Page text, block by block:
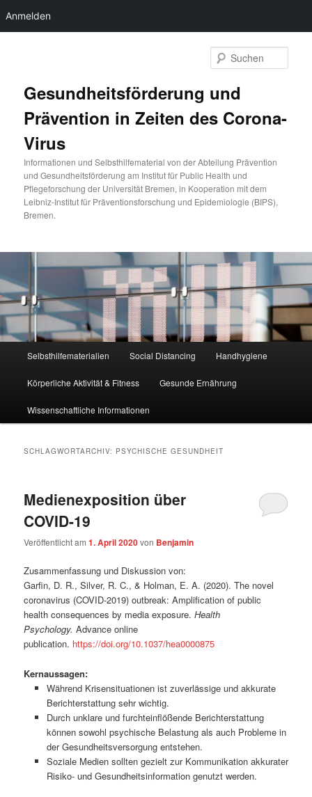
Anmelden
Gesundheitsförderung und
Prävention in Zeiten des Corona-
Virus
Informationen und Selbsthilfematerial von der Abteilung Prävention
und Gesundheitsförderung am Institut für Public Health und
Pflegeforschung der Universität Bremen, in Kooperation mit dem
Leibniz-Institut für Präventionsforschung und Epidemiologie (BIPS),
Bremen.
Selbsthilfematerialien Social Distancing Handhygiene
Körperliche Aktivität & Fitness Gesunde Ernährung
Wissenschaftliche Informationen
SCHLAGWORTARCHIV: PSYCHISCHE GESUNDHEIT
Medienexposition über
COVID-19
Veröffentlicht am1. April 2020von Benjamin
Zusammenfassung und Diskussion von:
Garfin, D. R., Silver, R. C., & Holman, E. A. (2020). The novel
coronavirus (COVID-2019) outbreak: Amplification of public
health consequences by media exposure.Health
Psychology. Advance online
publication. https://doi.org/10.1037/hea0000875
Kernaussagen:
Während Krisensituationen ist zuverlässige und akkurate
Berichterstattung sehr wichtig.
Durch unklare und furchteinflößende Berichterstattung
können sowohl psychische Belastung als auch Probleme in
der Gesundheitsversorgung entstehen.
Soziale Medien sollten gezielt zur Kommunikation akkurater
Risiko- und Gesundheitsinformation genutzt werden.